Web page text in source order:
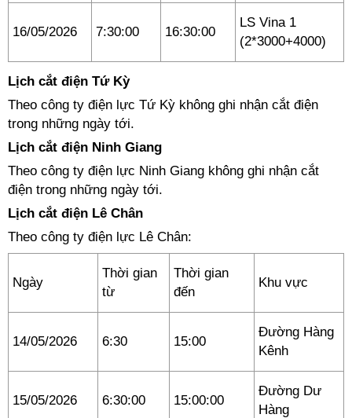
16/05/2026 7:30:00 16:30:00
LS Vina 1
(2*3000+4000)
Lịch cắt điện Tứ Kỳ
Theo công ty điện lực Tứ Kỳ không ghi nhận cắt điện
trong những ngày tới.
Lịch cắt điện Ninh Giang
Theo công ty điện lực Ninh Giang không ghi nhận cắt
điện trong những ngày tới.
Lịch cắt điện Lê Chân
Theo công ty điện lực Lê Chân:
Ngày
Thời gian
từ
Thời gian
đến
Khu vực
14/05/2026 6:30 15:00
Đường Hàng
Kênh
15/05/2026 6:30:00 15:00:00
Đường Dư
Hàng